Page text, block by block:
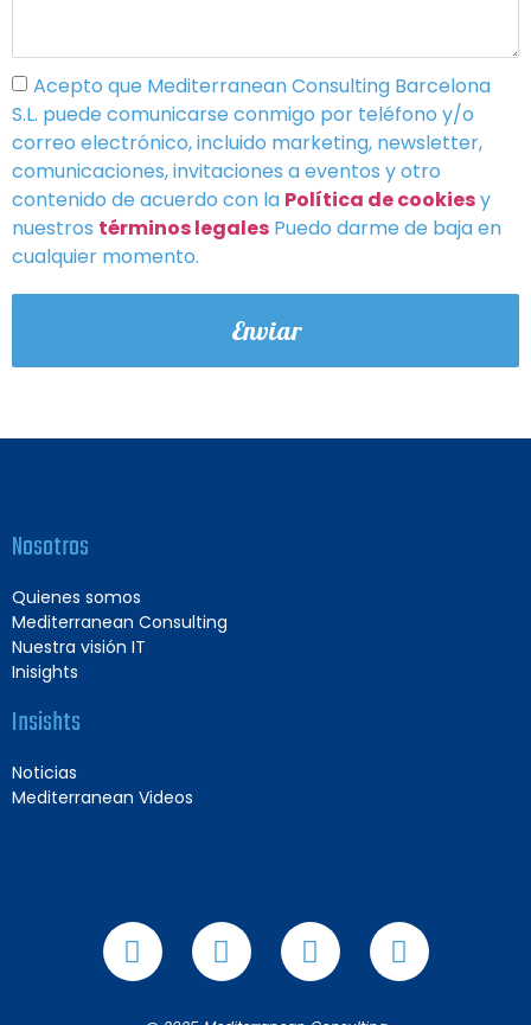
Acepto que Mediterranean Consulting Barcelona
S.L. puede comunicarse conmigo por teléfono y/o
correo electrónico, incluido marketing, newsletter,
comunicaciones, invitaciones a eventos y otro
contenido de acuerdo con la Política de cookiesy
nuestros términos legales Puedo darme de baja en
cualquier momento.
Enviar
Nosotros
Quienes somos
Mediterranean Consulting
Nuestra visión IT
Inisights
Insishts
Noticias
Mediterranean Videos